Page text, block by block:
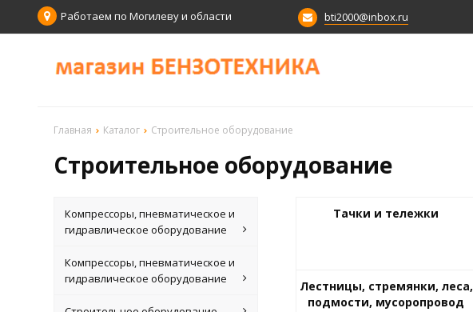
Работаем по Могилеву и области bti2000@inbox.ru
Главная Каталог Строительное оборудование
Строительное оборудование
Компрессоры, пневматическое и
гидравлическое оборудование
Компрессоры, пневматическое и
гидравлическое оборудование
Тачки и тележки
Лестницы, стремянки, леса,
подмости, мусоропровод